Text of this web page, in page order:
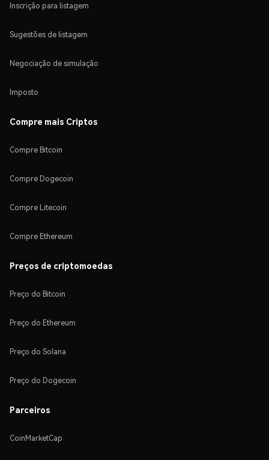
Inscrição para listagem
Sugestões de listagem
Negociação de simulação
Imposto
Compre mais Criptos
Compre Bitcoin
Compre Dogecoin
Compre Litecoin
Compre Ethereum
Preços de criptomoedas
Preço do Bitcoin
Preço do Ethereum
Preço do Solana
Preço do Dogecoin
Parceiros
CoinMarketCap